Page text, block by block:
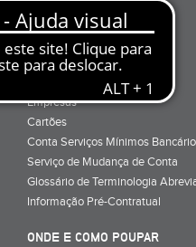
ABRIR CONTA
Porquê ser cliente
Particulares
Empresas
Cartões
Conta Serviços Mínimos
Serviço de Mudança de Conta
Glossário de Terminologia
Informação Pré-Contratual
ONDE E COMO POUPAR